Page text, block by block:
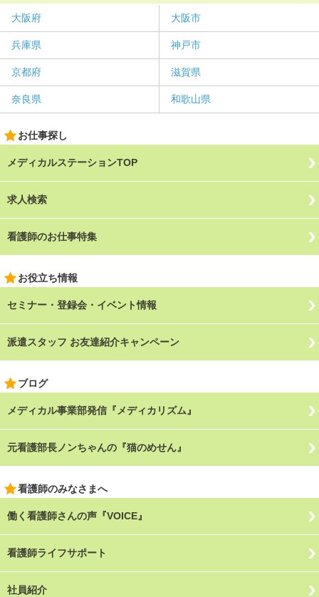
大阪府 大阪市
兵庫県 神戸市
京都府 滋賀県
奈良県 和歌山県
お仕事探し
メディカルステーションTOP
求人検索
看護師のお仕事特集
お役立ち情報
セミナー・登録会・イベント情報
派遣スタッフ お友達紹介キャンペーン
ブログ
メディカル事業部発信『メディカリズム』
元看護部長ノンちゃんの『猫のめせん』
看護師のみなさまへ
働く看護師さんの声『VOICE』
看護師ライフサポート
社員紹介